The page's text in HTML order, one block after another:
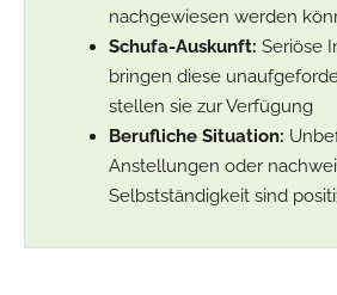
nachgewiesen werden
Schufa-Auskunft: Seriöse
bringen diese
stellen sie zur Verfügung
Berufliche Situation:
Anstellungen oder
Selbstständigkeit sind